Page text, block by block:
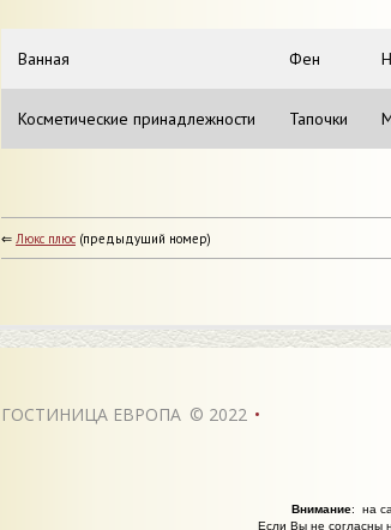
Ванная Фен
Косметические принадлежности Тапочки
⇐ Люкс плюс (предыдущий номер)
ГОСТИНИЦА ЕВРОПА © 2022 •
Внимание: на
Если Вы не согласны